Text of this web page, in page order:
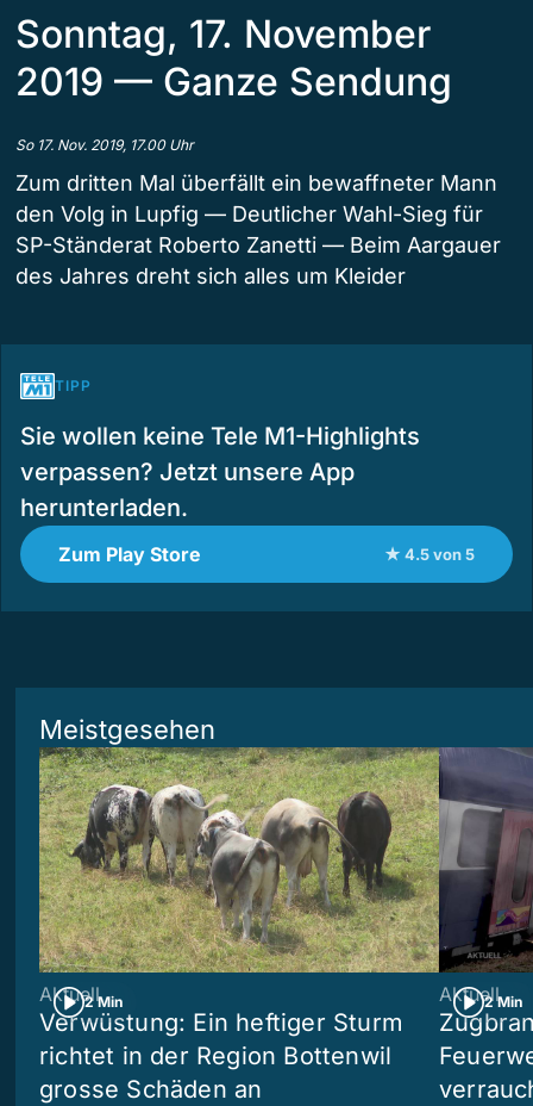
Sonntag, 17. November
2019 — Ganze Sendung
So 17. Nov. 2019, 17.00 Uhr
Zum dritten Mal überfällt ein bewaffneter Mann
den Volg in Lupfig — Deutlicher Wahl-Sieg für
SP-Ständerat Roberto Zanetti — Beim Aargauer
des Jahres dreht sich alles um Kleider
TIPP
Sie wollen keine Tele M1-Highlights
verpassen? Jetzt unsere App
herunterladen.
Zum Play Store ★ 4.5 von 5
Meistgesehen
2 Min
Aktuell
Verwüstung: Ein heftiger Sturm
richtet in der Region Bottenwil
grosse Schäden an
2 Min
Aktuell